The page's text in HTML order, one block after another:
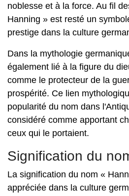
noblesse et à la force. Au fil
Hanning » est resté un
prestige dans la culture
Dans la mythologie
également lié à la figure du
comme le protecteur de la
prospérité. Ce lien
popularité du nom dans
considéré comme apportant
ceux qui le portaient.
Signification du
La signification du nom «
appréciée dans la culture